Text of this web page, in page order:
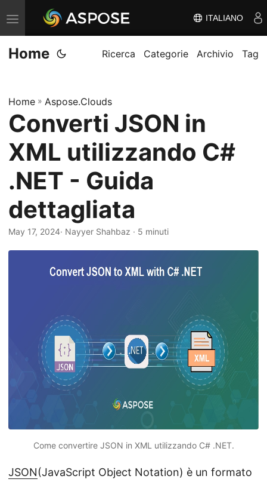
V
ä
x
n
a
i
g
e
r
i
n
ITALIANO
Home Ricerca Categorie Archivio Tag
Home » Aspose.Clouds
Converti JSON in
XML utilizzando C#
.NET - Guida
dettagliata
May 17, 2024· Nayyer Shahbaz · 5 minuti
Come convertire JSON in XML utilizzando C# .NET.
JSON(JavaScript Object Notation) è un formato